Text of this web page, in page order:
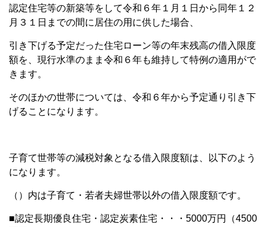
認定住宅等の新築等をして令和６年１月１日から同年１２
月３１日までの間に居住の用に供した場合、
引き下げる予定だった住宅ローン等の年末残高の借入限度
額を、現行水準のまま令和６年も維持して特例の適用がで
きます。
そのほかの世帯については、令和６年から予定通り引き下
げることになります。
子育て世帯等の減税対象となる借入限度額は、以下のよう
になります。
（）内は子育て・若者夫婦世帯以外の借入限度額です。
■認定長期優良住宅・認定炭素住宅・・・5000万円（4500